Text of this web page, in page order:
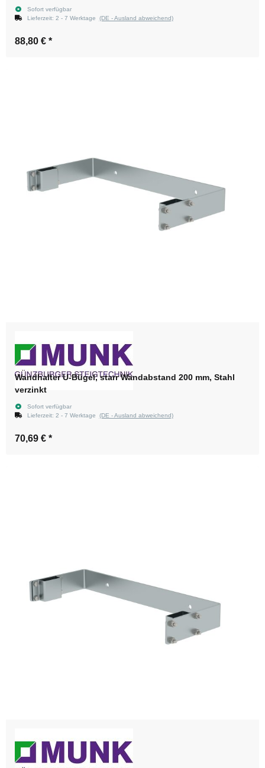
Sofort verfügbar
Lieferzeit: 2 - 7 Werktage (DE - Ausland abweichend)
88,80 € *
Wandhalter U-Bügel, starr Wandabstand 200 mm, Stahl
verzinkt
Sofort verfügbar
Lieferzeit: 2 - 7 Werktage (DE - Ausland abweichend)
70,69 € *